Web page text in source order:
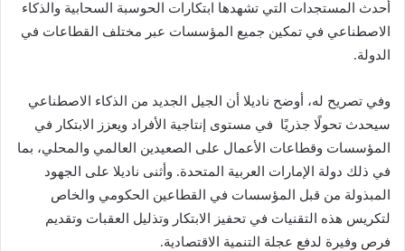
أحدث المستجدات التي تشهدها ابتكارات الحوسبة السحابية والذكاء
الاصطناعي في تمكين جميع المؤسسات عبر مختلف القطاعات في
الدولة.
وفي تصريح له، أوضح ناديلا أن الجيل الجديد من الذكاء الاصطناعي
سيحدث تحولًا جذريًا في مستوى إنتاجية الأفراد ويعزز الابتكار في
المؤسسات وقطاعات الأعمال على الصعيدين العالمي والمحلي، بما
في ذلك دولة الإمارات العربية المتحدة. وأثنى ناديلا على الجهود
المبذولة من قبل المؤسسات في القطاعين الحكومي والخاص
لتكريس هذه التقنيات في تحفيز الابتكار وتذليل العقبات وتقديم
فرص وفيرة لدفع عجلة التنمية الاقتصادية.